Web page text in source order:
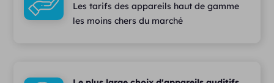
Les tarifs des appareils haut de gamme
les moins chers du marché